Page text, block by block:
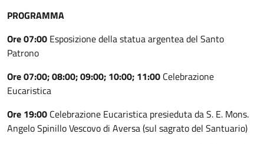
PROGRAMMA
Ore 07:00 Esposizione della statua argentea del Santo
Patrono
Ore 07:00; 08:00; 09:00; 10:00; 11:00 Celebrazione
Eucaristica
Ore 19:00 Celebrazione Eucaristica presieduta da S. E. Mons.
Angelo Spinillo Vescovo di Aversa (sul sagrato del Santuario)